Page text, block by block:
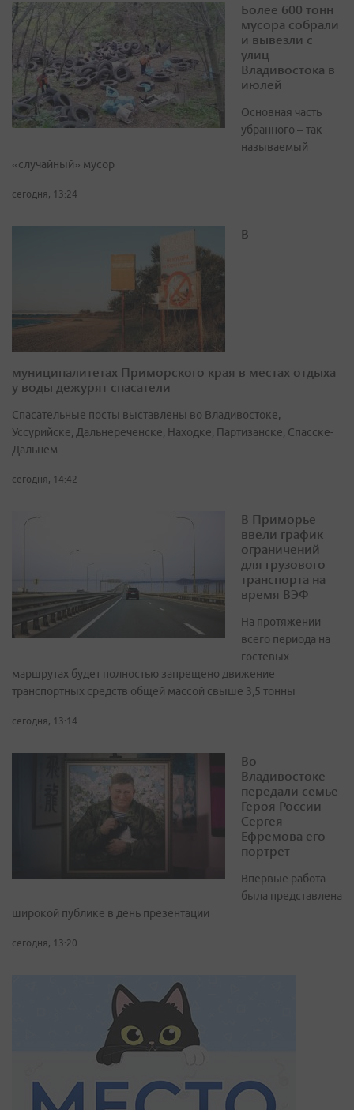
Более 600 тонн
мусора собрали
и вывезли с
улиц
Владивостока в
июлей
Основная часть
убранного – так
называемый
«случайный» мусор
сегодня, 13:24
В
муниципалитетах Приморского края в местах отдыха
у воды дежурят спасатели
Спасательные посты выставлены во Владивостоке,
Уссурийске, Дальнереченске, Находке, Партизанске, Спасске-
Дальнем
сегодня, 14:42
В Приморье
ввели график
ограничений
для грузового
транспорта на
время ВЭФ
На протяжении
всего периода на
гостевых
маршрутах будет полностью запрещено движение
транспортных средств общей массой свыше 3,5 тонны
сегодня, 13:14
Во
Владивостоке
передали семье
Героя России
Сергея
Ефремова его
портрет
Впервые работа
была представлена
широкой публике в день презентации
сегодня, 13:20